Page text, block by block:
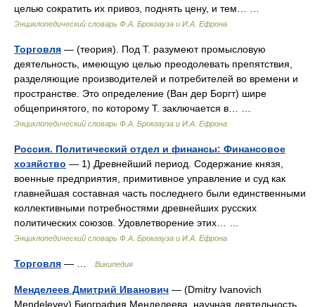
целью сократить их привоз, поднять цену, и тем… …
Энциклопедический словарь Ф.А. Брокгауза и И.А. Ефрона
Торговля — (теория). Под Т. разумеют промысловую
деятельность, имеющую целью преодолевать препятствия,
разделяющие производителей и потребителей во времени и
пространстве. Это определение (Ван дер Боргт) шире
общепринятого, по которому Т. заключается в… …
Энциклопедический словарь Ф.А. Брокгауза и И.А. Ефрона
Россия. Политический отдел и финансы: Финансовое
хозяйство — 1) Древнейший период. Содержание князя,
военные предприятия, примитивное управление и суд как
главнейшая составная часть последнего были единственными
коллективными потребностями древнейших русских
политических союзов. Удовлетворение этих… …
Энциклопедический словарь Ф.А. Брокгауза и И.А. Ефрона
Торговля — … Википедия
Менделеев Дмитрий Иванович — (Dmitry Ivanovich
Mendeleyev) Биография Менделеева, научная деятельность